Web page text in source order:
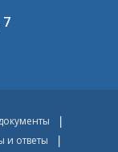
и ответы